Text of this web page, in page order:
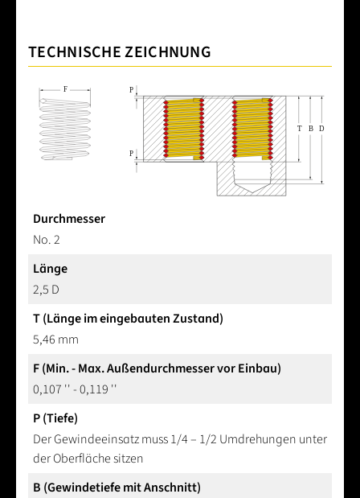
TECHNISCHE ZEICHNUNG
Durchmesser
No. 2
Länge
2,5 D
T (Länge im eingebauten Zustand)
5,46 mm
F (Min. - Max. Außendurchmesser vor Einbau)
0,107 '' - 0,119 ''
P (Tiefe)
Der Gewindeeinsatz muss 1/4 – 1/2 Umdrehungen unter
der Oberfläche sitzen
B (Gewindetiefe mit Anschnitt)